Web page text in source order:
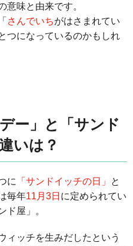
意味と由来です。
さんでいちがはさまれてい
つになっているのかもしれ
ー」と「サンド
いは？
に 「サンドイッチの日」
と
毎年11月3日 に定められてい
ド屋」。
ィッチを生みだしたという